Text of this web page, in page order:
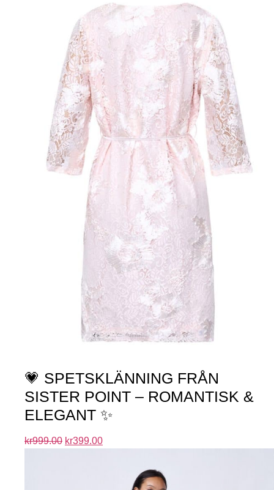
💗 SPETSKLÄNNING FRÅN
SISTER POINT – ROMANTISK &
ELEGANT ✨
kr999.00 kr399.00